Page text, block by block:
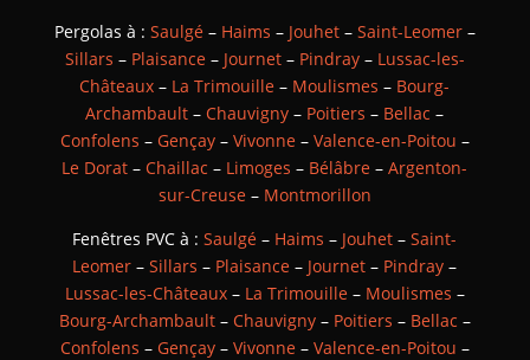
Pergolas à : Saulgé– Haims – Jouhet– Saint-Leomer–
Sillars – Plaisance– Journet– Pindray– Lussac-les-
Châteaux – La Trimouille – Moulismes – Bourg-
Archambault –Chauvigny – Poitiers – Bellac –
Confolens – Gençay– Vivonne– Valence-en-Poitou –
Le Dorat –Chaillac – Limoges – Bélâbre –Argenton-
sur-Creuse– Montmorillon
Fenêtres PVC à :Saulgé – Haims – Jouhet –Saint-
Leomer –Sillars – Plaisance – Journet – Pindray –
Lussac-les-Châteaux– La Trimouille– Moulismes –
Bourg-Archambault– Chauvigny– Poitiers – Bellac –
Confolens – Gençay– Vivonne– Valence-en-Poitou –